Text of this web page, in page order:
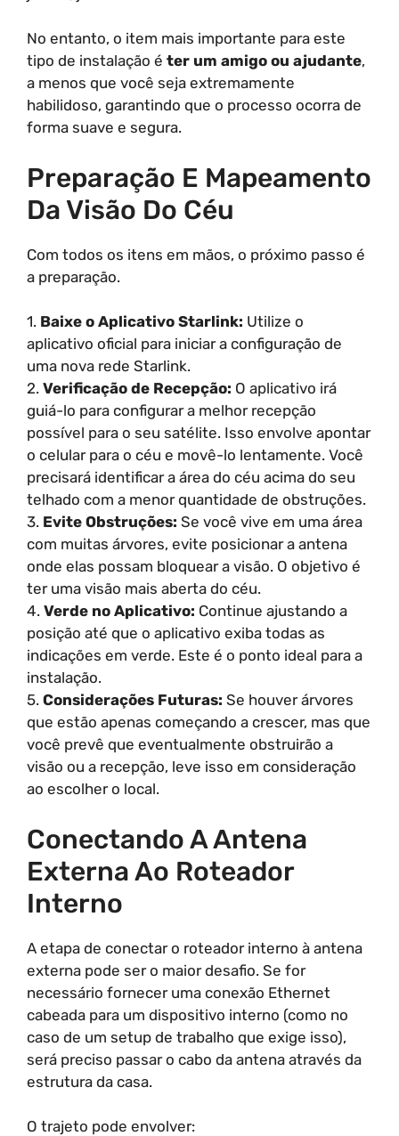
No entanto, o item mais importante para este
tipo de instalação é ter um amigo ou ajudante,
a menos que você seja extremamente
habilidoso, garantindo que o processo ocorra de
forma suave e segura.
Preparação E Mapeamento
Da Visão Do Céu
Com todos os itens em mãos, o próximo passo é
a preparação.
1. Baixe o Aplicativo Starlink: Utilize o
aplicativo oficial para iniciar a configuração de
uma nova rede Starlink.
2. Verificação de Recepção: O aplicativo irá
guiá-lo para configurar a melhor recepção
possível para o seu satélite. Isso envolve apontar
o celular para o céu e movê-lo lentamente. Você
precisará identificar a área do céu acima do seu
telhado com a menor quantidade de obstruções.
3. Evite Obstruções: Se você vive em uma área
com muitas árvores, evite posicionar a antena
onde elas possam bloquear a visão. O objetivo é
ter uma visão mais aberta do céu.
4. Verde no Aplicativo: Continue ajustando a
posição até que o aplicativo exiba todas as
indicações em verde. Este é o ponto ideal para a
instalação.
5. Considerações Futuras: Se houver árvores
que estão apenas começando a crescer, mas que
você prevê que eventualmente obstruirão a
visão ou a recepção, leve isso em consideração
ao escolher o local.
Conectando A Antena
Externa Ao Roteador
Interno
A etapa de conectar o roteador interno à antena
externa pode ser o maior desafio. Se for
necessário fornecer uma conexão Ethernet
cabeada para um dispositivo interno (como no
caso de um setup de trabalho que exige isso),
será preciso passar o cabo da antena através da
estrutura da casa.
O trajeto pode envolver: